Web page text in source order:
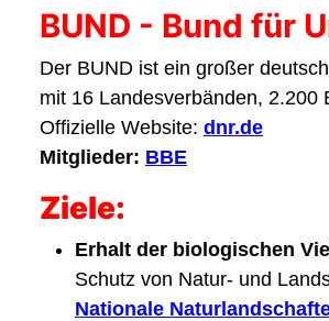
BUND - Bund für
Der BUND ist ein großer
mit 16 Landesverbänden, 2.200
Offizielle Website: dnr.de
Mitglieder: BBE
Ziele:
Erhalt der biologischen
Schutz von Natur- und
Nationale